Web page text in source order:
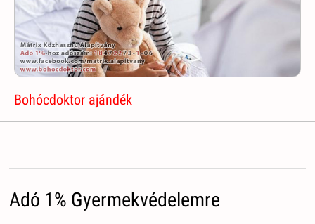
Bohócdoktor ajándék
Adó 1% Gyermekvédelemre